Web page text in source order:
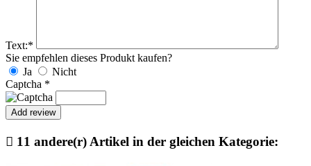
Text:*
Sie empfehlen dieses Produkt kaufen?
Ja
Nicht
Captcha *
 11 andere(r) Artikel in der gleichen Kategorie: